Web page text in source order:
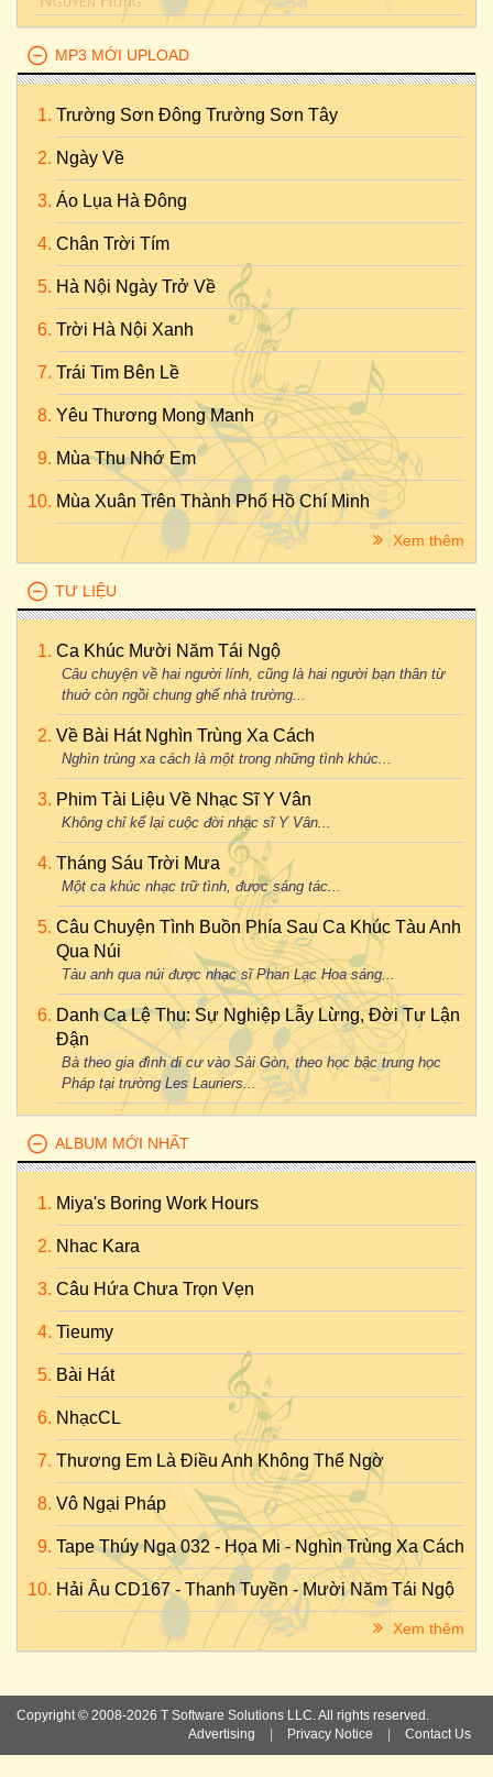
MP3 MỚI UPLOAD
Trường Sơn Đông Trường Sơn Tây
Ngày Về
Áo Lụa Hà Đông
Chân Trời Tím
Hà Nội Ngày Trở Về
Trời Hà Nội Xanh
Trái Tim Bên Lề
Yêu Thương Mong Manh
Mùa Thu Nhớ Em
Mùa Xuân Trên Thành Phố Hồ Chí Minh
Xem thêm
TƯ LIỆU
Ca Khúc Mười Năm Tái Ngộ
Câu chuyện về hai người lính, cũng là hai người bạn thân từ
thuở còn ngồi chung ghế nhà trường...
Về Bài Hát Nghìn Trùng Xa Cách
Nghìn trùng xa cách là một trong những tình khúc...
Phim Tài Liệu Về Nhạc Sĩ Y Vân
Không chỉ kể lại cuộc đời nhạc sĩ Y Vân...
Tháng Sáu Trời Mưa
Một ca khúc nhạc trữ tình, được sáng tác...
Câu Chuyện Tình Buồn Phía Sau Ca Khúc Tàu Anh
Qua Núi
Tàu anh qua núi được nhạc sĩ Phan Lạc Hoa sáng...
Danh Ca Lệ Thu: Sự Nghiệp Lẫy Lừng, Đời Tư Lận
Đận
Bà theo gia đình di cư vào Sài Gòn, theo học bậc trung học
Pháp tại trường Les Lauriers...
ALBUM MỚI NHẤT
Miya's Boring Work Hours
Nhac Kara
Câu Hứa Chưa Trọn Vẹn
Tieumy
Bài Hát
NhạcCL
Thương Em Là Điều Anh Không Thể Ngờ
Vô Ngại Pháp
Tape Thúy Nga 032 - Họa Mi - Nghìn Trùng Xa Cách
Hải Âu CD167 - Thanh Tuyền - Mười Năm Tái Ngộ
Xem thêm
Copyright © 2008-2026 T Software Solutions LLC. All rights reserved.
Advertising
Privacy Notice Contact Us